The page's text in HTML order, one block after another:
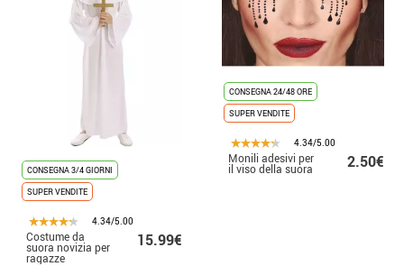
CONSEGNA 3/4 GIORNI
SUPER VENDITE
4.34/5.00
Costume da
suora novizia per
ragazze
15.99€
CONSEGNA 24/48 ORE
SUPER VENDITE
4.34/5.00
Monili adesivi per
il viso della suora 2.50€